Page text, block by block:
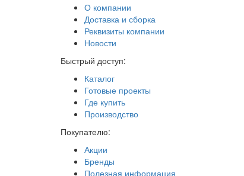
О компании
Доставка и сборка
Реквизиты компании
Новости
Быстрый доступ:
Каталог
Готовые проекты
Где купить
Производство
Покупателю:
Акции
Бренды
Полезная информация